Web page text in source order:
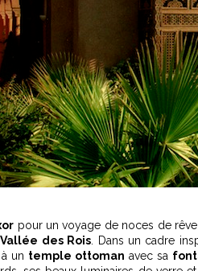
pour un voyage de noces de
Vallée des Rois . Dans un cadre
à un temple ottoman avec sa